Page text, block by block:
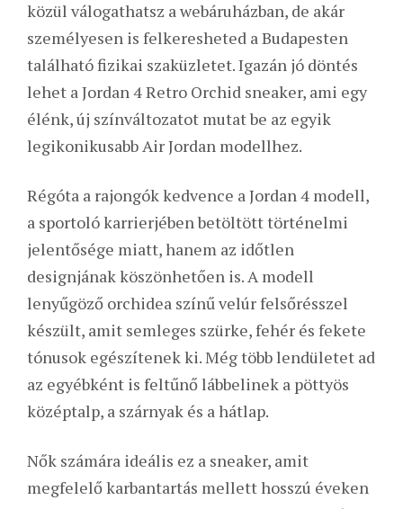
közül válogathatsz a webáruházban, de akár
személyesen is felkeresheted a Budapesten
található fizikai szaküzletet. Igazán jó döntés
lehet a Jordan 4 Retro Orchid sneaker, ami egy
élénk, új színváltozatot mutat be az egyik
legikonikusabb Air Jordan modellhez.
Régóta a rajongók kedvence a Jordan 4 modell,
a sportoló karrierjében betöltött történelmi
jelentősége miatt, hanem az időtlen
designjának köszönhetően is. A modell
lenyűgöző orchidea színű velúr felsőrésszel
készült, amit semleges szürke, fehér és fekete
tónusok egészítenek ki. Még több lendületet ad
az egyébként is feltűnő lábbelinek a pöttyös
középtalp, a szárnyak és a hátlap.
Nők számára ideális ez a sneaker, amit
megfelelő karbantartás mellett hosszú éveken